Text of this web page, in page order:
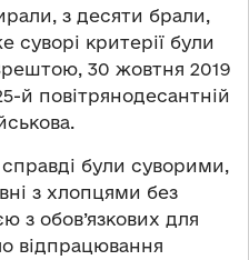
з десяти брали,
суворі критерії були
30 жовтня 2019
й повітрянодесантній
справді були суворими,
з хлопцями без
з обов’язкових для
відпрацювання